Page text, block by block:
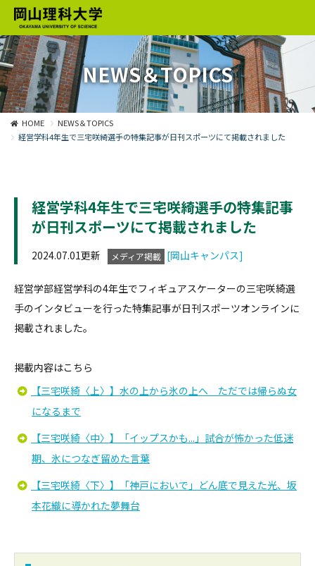
NEWS＆TOPICS
HOME
NEWS＆TOPICS
経営学科4年生で三宅咲綺選手の特集記事が日刊スポーツにて掲載されました
経営学科4年生で三宅咲綺選手の特集記事
が日刊スポーツにて掲載されました
2024.07.01更新 メディア掲載 [岡山キャンパス]
経営学部経営学科の4年生でフィギュアスケーターの三宅咲綺選
手のインタビューを行った特集記事が日刊スポーツオンラインに
掲載されました。
掲載内容はこちら
【三宅咲綺〈上〉】水の上から氷の上へ ただでは帰らぬ女
になるまで
【三宅咲綺〈中〉】「イップスかも...」試合が怖かった低迷
期、氷につなぎ留めた言葉
【三宅咲綺〈下〉】「神戸においで」どん底で見えた光、坂
本花織に導かれた夢舞台